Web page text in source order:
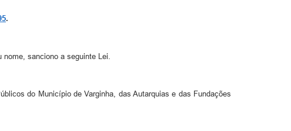
.
sanciono a seguinte Lei.
do Município de Varginha, das Autarquias e das Fundações